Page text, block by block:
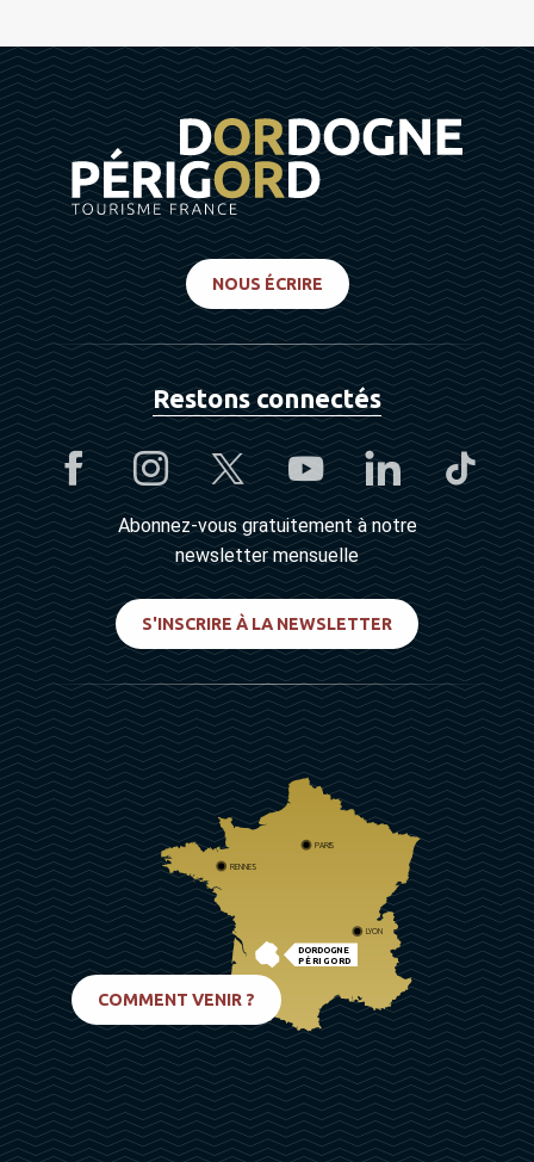
NOUS ÉCRIRE
Restons connectés
Abonnez-vous gratuitement à notre
newsletter mensuelle
S'INSCRIRE À LA NEWSLETTER
DORDOGNE
PÉRIGORD
PARIS
RENNES
LYON
COMMENT VENIR ?